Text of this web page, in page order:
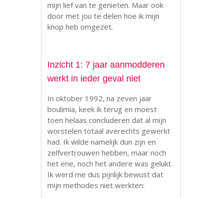
mijn lief van te genieten. Maar ook
door met jou te delen hoe ik mijn
knop heb omgezet.
Inzicht 1: 7 jaar aanmodderen
werkt in ieder geval niet
In oktober 1992, na zeven jaar
boulimia, keek ik terug en moest
toen helaas concluderen dat al mijn
worstelen totaal averechts gewerkt
had. Ik wilde namelijk dun zijn en
zelfvertrouwen hebben, maar noch
het ene, noch het andere was gelukt.
Ik werd me dus pijnlijk bewust dat
mijn methodes niet werkten: